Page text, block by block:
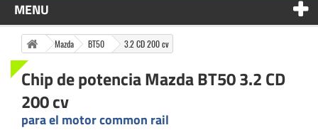
MENU
Mazda BT50 3.2 CD 200 cv
Chip de potencia Mazda BT50 3.2 CD
200 cv
para el motor common rail